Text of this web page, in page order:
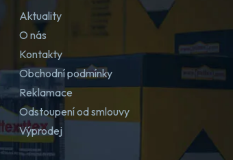
Aktuality
O nás
Kontakty
Obchodní podmínky
Reklamace
Odstoupení od smlouvy
Výprodej